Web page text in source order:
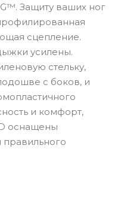
Защиту ваших ног
сцепление.
усилены.
стельку,
с боков, и
и комфорт,
оснащены
правильного